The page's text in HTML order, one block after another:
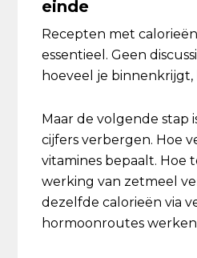
einde
Recepten met
essentieel. Geen
hoeveel je
Maar de volgende stap
cijfers verbergen. Hoe
vitamines bepaalt. Hoe
werking van zetmeel
dezelfde calorieën via
hormoonroutes